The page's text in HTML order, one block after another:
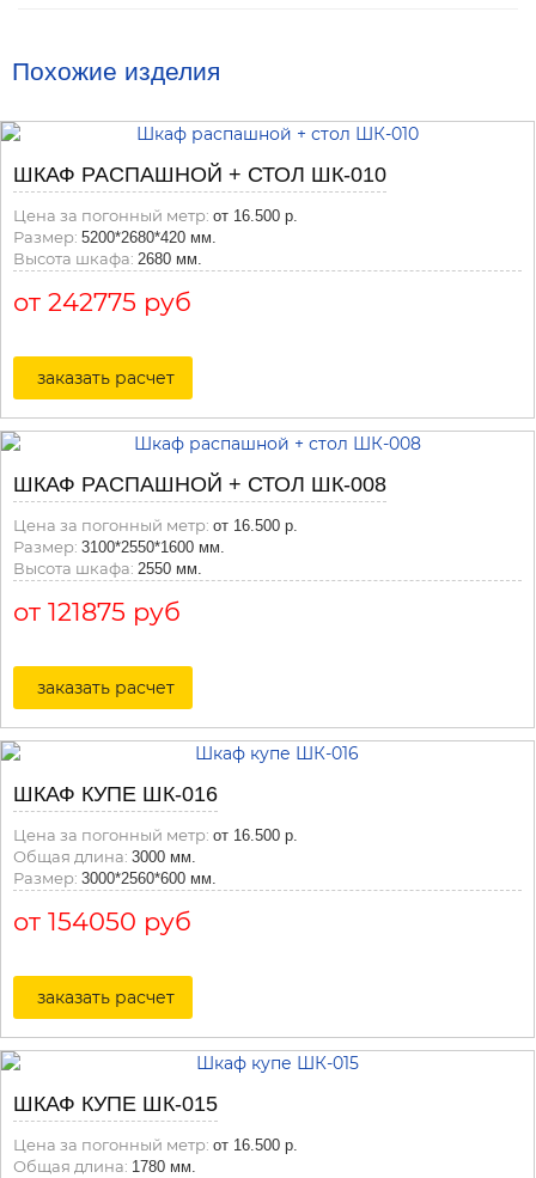
Похожие изделия
ШКАФ РАСПАШНОЙ + СТОЛ ШК-010
Цена за погонный метр: от 16.500 р.
Размер: 5200*2680*420 мм.
Высота шкафа: 2680 мм.
от 242775 руб
заказать расчет
ШКАФ РАСПАШНОЙ + СТОЛ ШК-008
Цена за погонный метр: от 16.500 р.
Размер: 3100*2550*1600 мм.
Высота шкафа: 2550 мм.
от 121875 руб
заказать расчет
ШКАФ КУПЕ ШК-016
Цена за погонный метр: от 16.500 р.
Общая длина: 3000 мм.
Размер: 3000*2560*600 мм.
от 154050 руб
заказать расчет
ШКАФ КУПЕ ШК-015
Цена за погонный метр: от 16.500 р.
Общая длина: 1780 мм.